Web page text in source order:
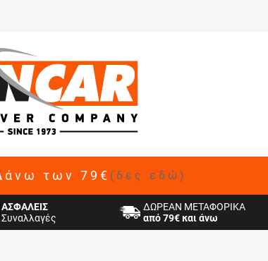
άνω των 79€ (δες εδώ)
ΑΣΦΑΛΕΙΣ
Συναλλαγές
ΔΩΡΕΑΝ ΜΕΤΑΦΟΡΙΚΑ
από 79€ και άνω